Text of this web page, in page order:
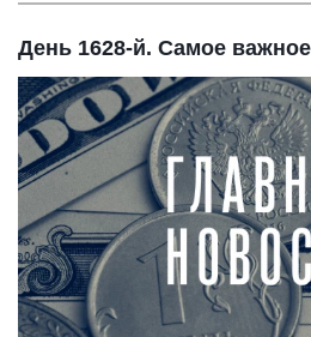
День 1628-й. Самое важное